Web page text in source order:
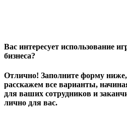
Вас интересует использование
бизнеса?
Отлично! Заполните форму
расскажем все варианты,
для ваших сотрудников и
лично для вас.